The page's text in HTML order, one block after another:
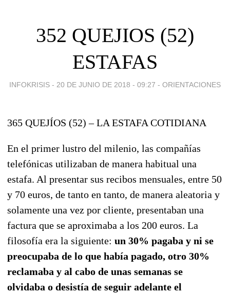
352 QUEJIOS (52)
ESTAFAS
INFOKRISIS - 20 DE JUNIO DE 2018 - 09:27 - ORIENTACIONES
365 QUEJÍOS (52) – LA ESTAFA COTIDIANA
En el primer lustro del milenio, las compañías
telefónicas utilizaban de manera habitual una
estafa. Al presentar sus recibos mensuales, entre 50
y 70 euros, de tanto en tanto, de manera aleatoria y
solamente una vez por cliente, presentaban una
factura que se aproximaba a los 200 euros. La
filosofía era la siguiente: un 30% pagaba y ni se
preocupaba de lo que había pagado, otro 30%
reclamaba y al cabo de unas semanas se
olvidaba o desistía de seguir adelante el